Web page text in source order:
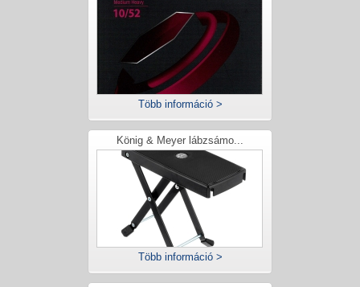
Több információ >
König & Meyer lábzsámo...
Több információ >